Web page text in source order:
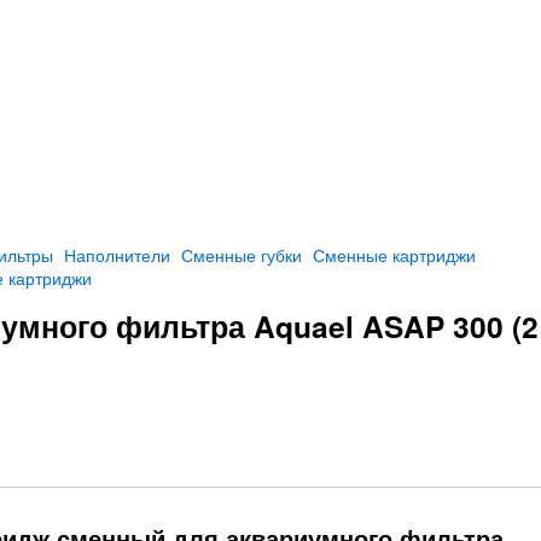
Наполнители Сменные губки Сменные картриджи
фильтра Aquael ASAP 300 (2